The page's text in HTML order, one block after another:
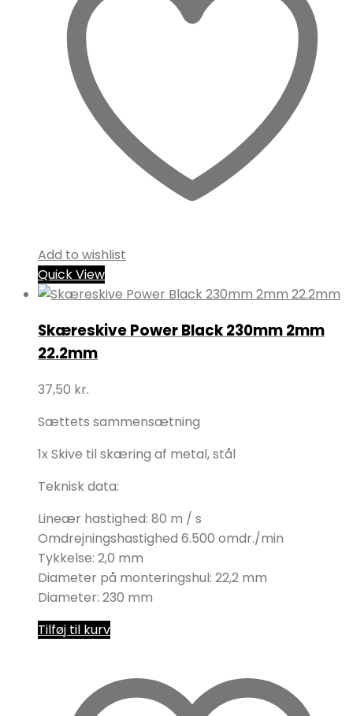
Add to wishlist
Quick View
Skæreskive Power Black 230mm 2mm
22.2mm
37,50 kr.
Sættets sammensætning
1x Skive til skæring af metal, stål
Teknisk data:
Lineær hastighed: 80 m / s
Omdrejningshastighed 6.500 omdr./min
Tykkelse: 2,0 mm
Diameter på monteringshul: 22,2 mm
Diameter: 230 mm
Tilføj til kurv